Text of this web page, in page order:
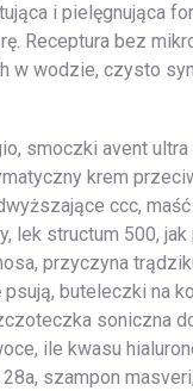
i pielęgnująca
Receptura bez
w wodzie, czysto
smoczki avent ultra
krem
ccc,
lek structum 500,
przyczyna
buteleczki na
soniczna
ile kwasu
szampon